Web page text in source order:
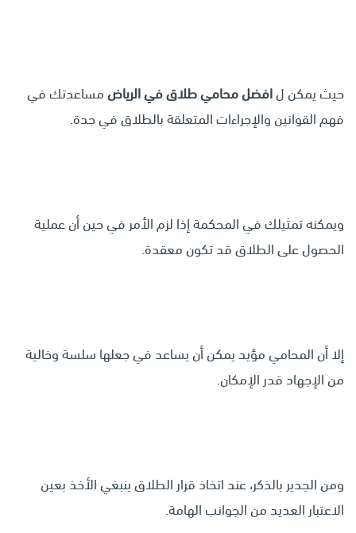
حيث يمكن لافضل محامي طلاق في الرياضمساعدتك في
فهم القوانين والإجراءات المتعلقة بالطلاق في جدة.
ويمكنه تمثيلك في المحكمة إذا لزم الأمر في حين أن عملية
الحصول على الطلاق قد تكون معقدة.
إلا أن المحامي مؤيد يمكن أن يساعد في جعلها سلسة وخالية
من الإجهاد قدر الإمكان.
ومن الجدير بالذكر، عند اتخاذ قرار الطلاق ينبغي الأخذ بعين
الاعتبار العديد من الجوانب الهامة.